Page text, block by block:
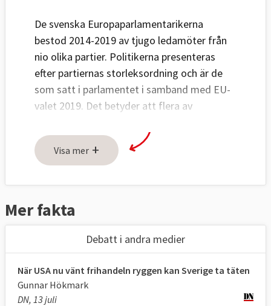
De svenska Europaparlamentarikerna
bestod 2014-2019 av tjugo ledamöter från
nio olika partier. Politikerna presenteras
efter partiernas storleksordning och är de
som satt i parlamentet i samband med EU-
valet 2019. Det betyder att flera av
mandatperioden. Klicka på namnen för mer
information.
Jytte Guteland (S)
Olle Ludvigsson (S)
Marita Ulvskog (S)
Bodil Valero (MP)
Jakop Dalunde (MP)
Visa mer +
Mer fakta
Debatt i andra medier
När USA nu vänt frihandeln ryggen kan Sverige ta täten
Gunnar Hökmark
DN, 13 juli